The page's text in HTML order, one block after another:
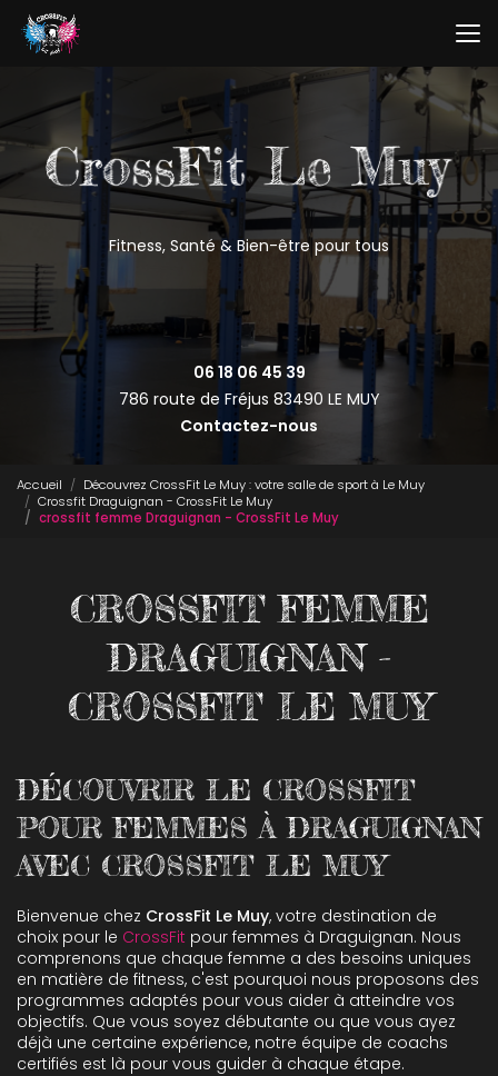
Aller
contenu
Fitness, Santé & Bien-être pour tous
06 18 06 45 39
786 route de Fréjus 83490 LE MUY
Contactez-nous
Accueil
Découvrez CrossFit Le Muy : votre salle de sport à Le Muy
Crossfit Draguignan - CrossFit Le Muy
crossfit femme Draguignan - CrossFit Le Muy
CROSSFIT FEMME
DRAGUIGNAN -
CROSSFIT LE MUY
DÉCOUVRIR LE CROSSFIT
POUR FEMMES À DRAGUIGNAN
AVEC CROSSFIT LE MUY
Bienvenue chez CrossFit Le Muy, votre destination de
choix pour le CrossFit pour femmes à Draguignan. Nous
comprenons que chaque femme a des besoins uniques
en matière de fitness, c'est pourquoi nous proposons des
programmes adaptés pour vous aider à atteindre vos
objectifs. Que vous soyez débutante ou que vous ayez
déjà une certaine expérience, notre équipe de coachs
certifiés est là pour vous guider à chaque étape.